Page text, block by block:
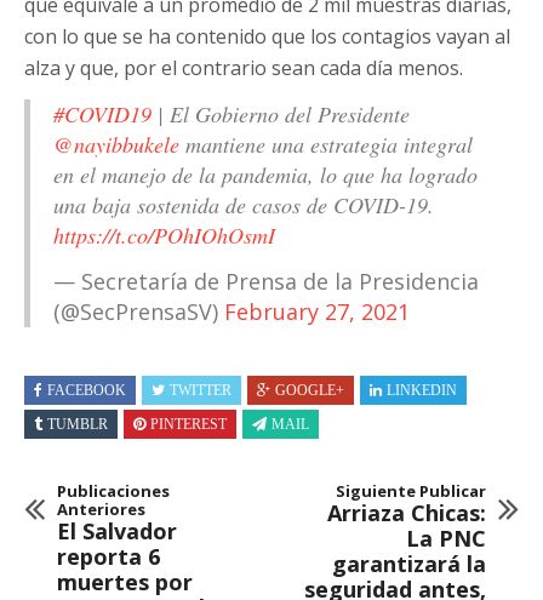
con lo que se ha contenido que los contagios vayan al
alza y que, por el contrario sean cada día menos.
#COVID19 | El Gobierno del Presidente
@nayibbukele mantiene una estrategia integral
en el manejo de la pandemia, lo que ha logrado
una baja sostenida de casos de COVID-19.
https://t.co/POhIOhOsmI
— Secretaría de Prensa de la Presidencia
(@SecPrensaSV) February 27, 2021
FACEBOOK TWITTER GOOGLE+
LINKEDIN
TUMBLR
PINTEREST MAIL
Publicaciones
Anteriores
El Salvador
reporta 6
muertes por
Siguiente Publicar
Arriaza Chicas:
La PNC
garantizará la
seguridad antes,